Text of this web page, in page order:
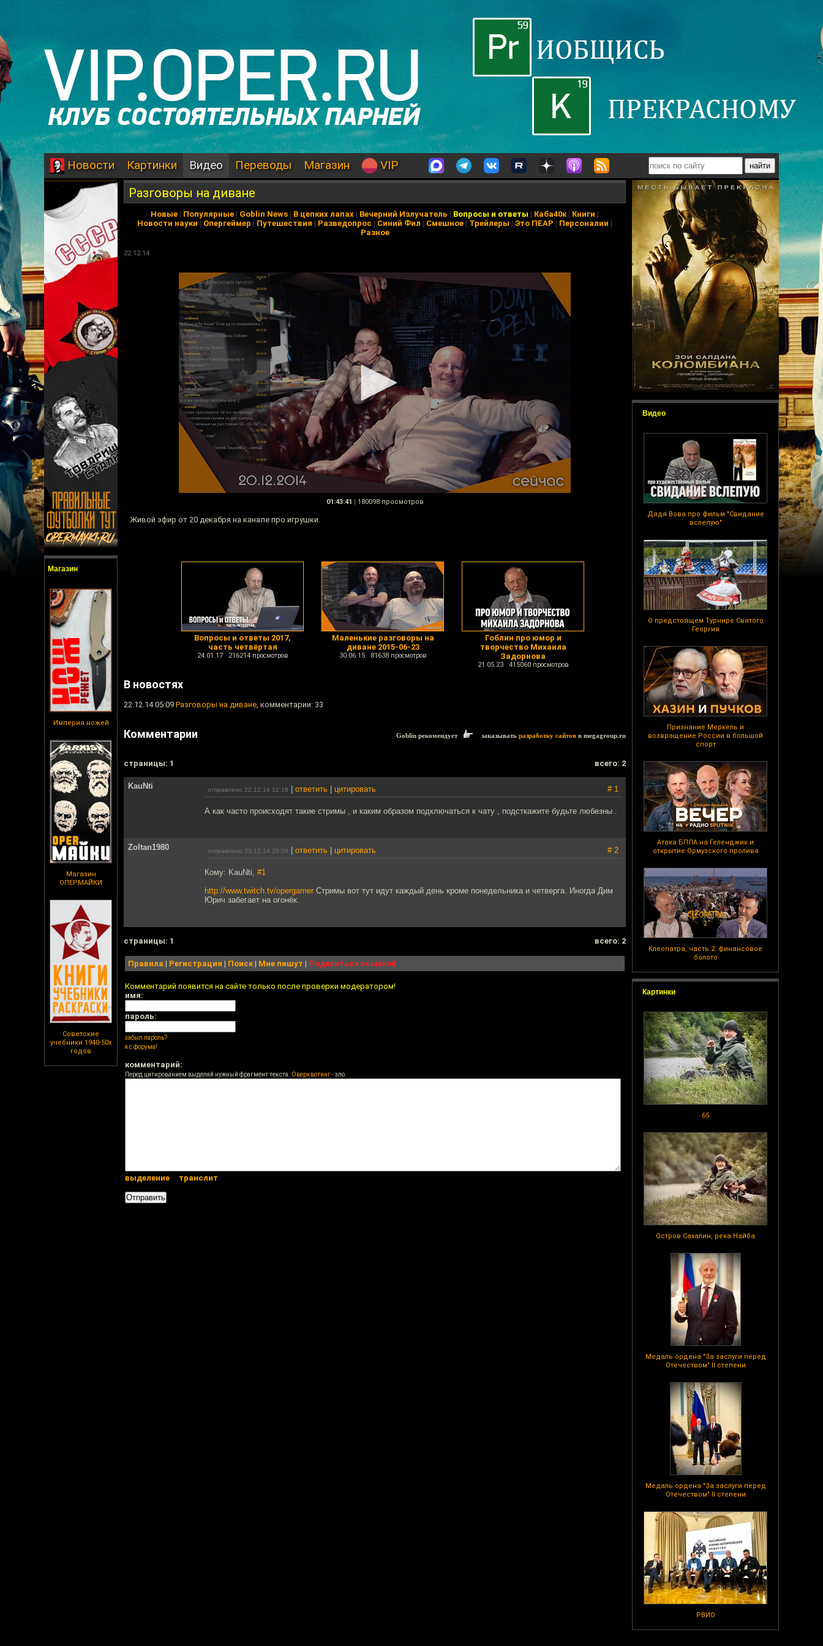
Новости Картинки Видео Переводы Магазин VIP
Магазин
Империя ножей
Магазин
ОПЕРМАЙКИ
Советские
учебники 1940-50х
годов
Видео
Дядя Вова про фильм "Свидание
вслепую"
О предстоящем Турнире Святого
Георгия
Признание Меркель и
возвращение России в большой
спорт
Атака БПЛА на Геленджик и
открытие Ормузского пролива
Клеопатра, часть 2: финансовое
болото
Картинки
65
Остров Сахалин, река Найба
Медаль ордена "За заслуги перед
Отечеством" II степени
Медаль ордена "За заслуги перед
Отечеством" II степени
РВИО
Разговоры на диване
Новые | Популярные | Goblin News | В цепких лапах | Вечерний Излучатель | Вопросы и ответы | Каба40к| Книги |
Новости науки | Опергеймер | Путешествия | Разведопрос | Синий Фил | Смешное | Трейлеры | Это ПЕАР | Персоналии |
Разное
22.12.14
01:43:41 | 180098 просмотров
Живой эфир от 20 декабря на канале про игрушки.
Вопросы и ответы 2017,
часть четвёртая
24.01.17 216214 просмотров
Маленькие разговоры на
диване 2015-06-23
30.06.15 81638 просмотров
Гоблин про юмор и
творчество Михаила
Задорнова
21.05.23 415060 просмотров
В новостях
22.12.14 05:09 Разговоры на диване, комментарии: 33
Комментарии Goblin рекомендует заказывать разработку сайтов в megagroup.ru
cтраницы: 1 всего: 2
KauNti отправлено 22.12.14 12:18 ответить цитировать # 1
А как часто происходят такие стримы , и каким образом подключаться к чату , подсткажите будьте любезны .
Zoltan1980 отправлено 23.12.14 20:26 ответить цитировать # 2
Кому: KauNti, #1
http://www.twitch.tv/opergamer Стримы вот тут идут каждый день кроме понедельника и четверга. Иногда Дим
Юрич забегает на огонёк.
cтраницы: 1 всего: 2
Правила | Регистрация | Поиск| Мне пишут | Поделиться ссылкой
Комментарий появится на сайте только после проверки модератором!
имя:
пароль:
забыл пароль?
я с форума!
комментарий:
Перед цитированием выделяй нужный фрагмент текста. Оверквотинг- зло.
выделение транслит